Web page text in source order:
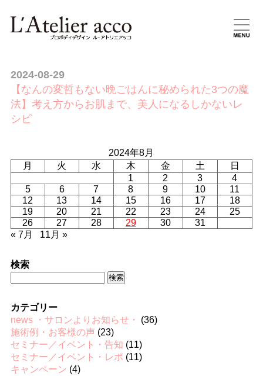
2024-08-29
【なんの変哲もない晩ごはんに秘められた3つの魔
法】考え方からお肌まで、美人になるしかないレ
シピ
2024年8月
月
火 水 木 金 土
日
1
2 3
4
5
6 7 8 9 10
11
12
13 14 15 16 17
18
19
20 21 22 23 24
25
26
27 28 29 30
31
« 7月
11月 »
検索
カテゴリー
news ・サロンよりお知らせ・
(36)
施術例・お客様の声(23)
セミナー／イベント・告知 (11)
セミナー／イベント・レポ (11)
キャンペーン (4)